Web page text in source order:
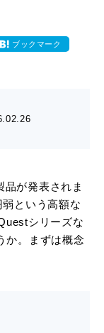
ブックマーク
が発表されま
という高額な
シリーズな
か。まずは概念